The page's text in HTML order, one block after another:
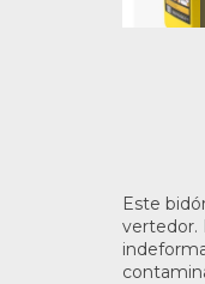
Este
vertedor.